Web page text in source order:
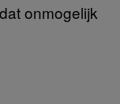
onmogelijk